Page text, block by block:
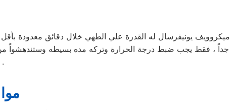
ميكروويف يونيفرسال له القدرة علي الطهي خلال دقائق معدودة
جداً ، فقط يجب ضبط درجة الحرارة وتركه مده بسيطه وستندهشواً
يدور بإستمرار لكي يتم طهي